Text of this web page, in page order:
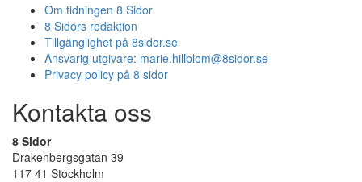
Om tidningen 8 Sidor
8 Sidors redaktion
Tillgänglighet på 8sidor.se
Ansvarig utgivare: marie.hillblom@8sidor.se
Privacy policy på 8 sidor
Kontakta oss
8 Sidor
Drakenbergsgatan 39
117 41 Stockholm